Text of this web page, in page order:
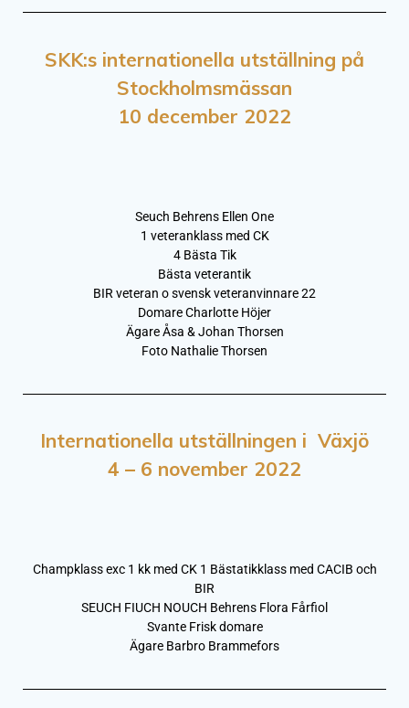
SKK:s internationella utställning på
Stockholmsmässan
10 december 2022
Seuch Behrens Ellen One
1 veteranklass med CK
4 Bästa Tik
Bästa veterantik
BIR veteran o svensk veteranvinnare 22
Domare Charlotte Höjer
Ägare Åsa & Johan Thorsen
Foto Nathalie Thorsen
Internationella utställningen i Växjö
4 – 6 november 2022
Champklass exc 1 kk med CK 1 Bästatikklass med CACIB och
BIR
SEUCH FIUCH NOUCH Behrens Flora Fårfiol
Svante Frisk domare
Ägare Barbro Brammefors